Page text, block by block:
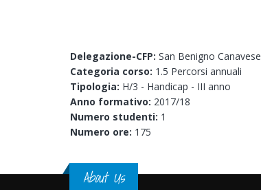
Delegazione-CFP: San Benigno Canavese
Categoria corso: 1.5 Percorsi annuali
Tipologia: H/3 - Handicap - III anno
Anno formativo: 2017/18
Numero studenti: 1
Numero ore: 175
About Us